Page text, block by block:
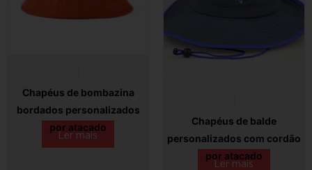
Chapéus de bombazina
bordados personalizados
por atacado
Ler mais
Chapéus de balde
personalizados com cordão
por atacado
Ler mais